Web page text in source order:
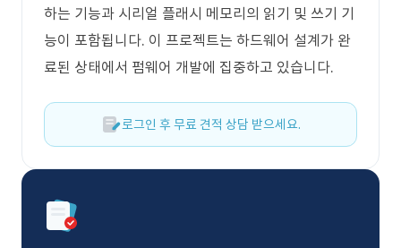
하는 기능과 시리얼 플래시 메모리의 읽기 및 쓰기 기
능이 포함됩니다. 이 프로젝트는 하드웨어 설계가 완
료된 상태에서 펌웨어 개발에 집중하고 있습니다.
로그인 후 무료 견적 상담 받으세요.